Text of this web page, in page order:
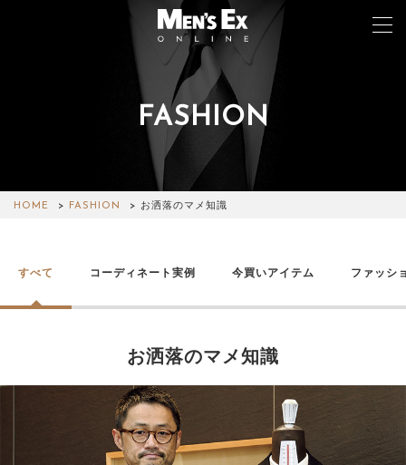
FASHION
HOME FASHION お洒落のマメ知識
すべて コーディネート実例 今買いアイテム ファッシ
お洒落のマメ知識
WATCH
LIFESTYLE
サイトマップ